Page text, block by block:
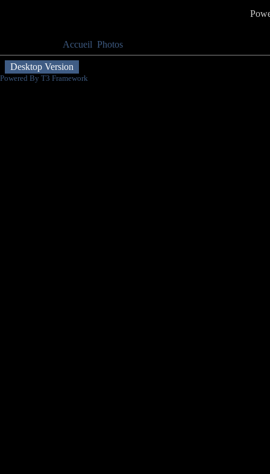
Accueil Photos
Desktop Version
Powered By T3 Framework